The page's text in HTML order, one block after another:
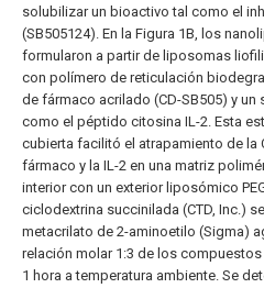
solubilizar un bioactivo tal como el
(SB505124). En la Figura 1B, los
formularon a partir de liposomas
con polímero de reticulación
de fármaco acrilado (CD-SB505) y
como el péptido citosina IL-2. Esta
cubierta facilitó el atrapamiento de la
fármaco y la IL-2 en una matriz
interior con un exterior liposómico
ciclodextrina succinilada (CTD, Inc.)
metacrilato de 2-aminoetilo (Sigma)
relación molar 1:3 de los compuestos
1 hora a temperatura ambiente. Se